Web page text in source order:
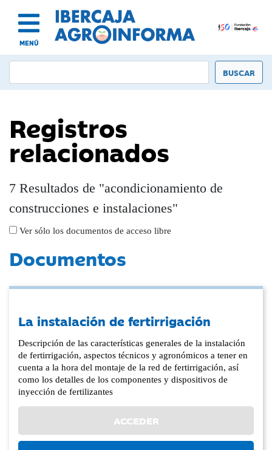
MENÚ
Registros
relacionados
7 Resultados de "acondicionamiento de
construcciones e instalaciones"
Ver sólo los documentos de acceso libre
Documentos
La instalación de fertirrigación
Descripción de las características generales de la instalación
de fertirrigación, aspectos técnicos y agronómicos a tener en
cuenta a la hora del montaje de la red de fertirrigación, así
como los detalles de los componentes y dispositivos de
inyección de fertilizantes
ACCEDER